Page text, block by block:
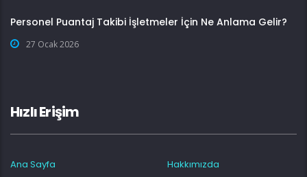
Personel Puantaj Takibi İşletmeler İçin Ne Anlama Gelir?
27 Ocak 2026
Hızlı Erişim
Ana Sayfa
Hakkımızda